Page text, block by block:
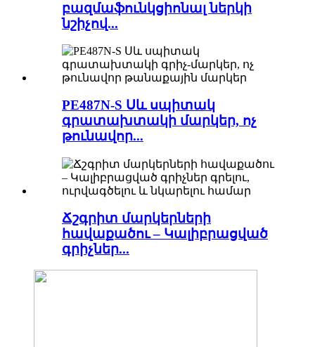
բազմաֆունկցիոնալ ներկի
նշիչով...
PE487N-S Սև սպիտակ
գրատախտակի մարկեր, ոչ
թունավոր...
Ճշգրիտ մարկերների
հավաքածու – Կալիբրացված
գրիչներ...